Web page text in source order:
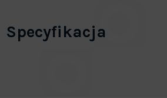
Specyfikacja